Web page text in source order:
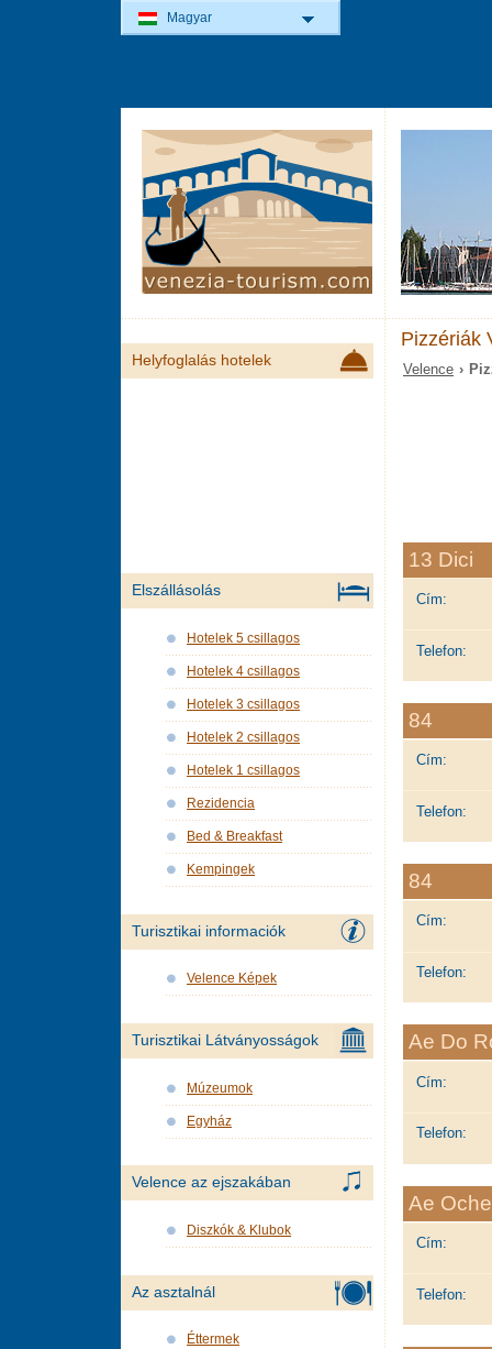
Pizzériák
Velence ›
13 Dici
Cím:
Telefon:
84
Cím:
Telefon:
84
Cím:
Telefon:
Ae Do
Cím:
Telefon:
Ae Oche
Cím:
Telefon:
Helyfoglalás hotelek
Elszállásolás
Hotelek 5 csillagos
Hotelek 4 csillagos
Hotelek 3 csillagos
Hotelek 2 csillagos
Hotelek 1 csillagos
Rezidencia
Bed & Breakfast
Kempingek
Turisztikai informaciók
Velence Képek
Turisztikai Látványosságok
Múzeumok
Egyház
Velence az ejszakában
Diszkók & Klubok
Az asztalnál
Éttermek
Magyar